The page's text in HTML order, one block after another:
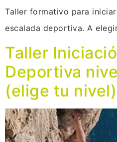
Taller formativo para
escalada deportiva. A
Taller
Deportiva
(elige tu nivel)